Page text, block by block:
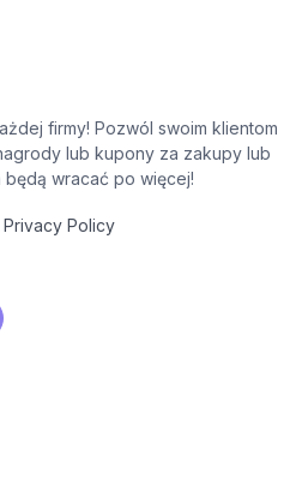
firmy! Pozwól swoim klientom
lub kupony za zakupy lub
wracać po więcej!
Privacy Policy